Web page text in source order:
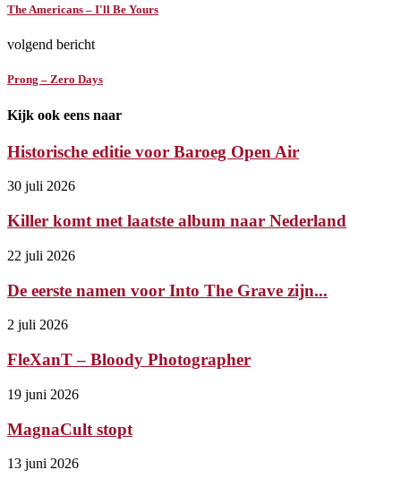
The Americans – I'll Be Yours
volgend bericht
Prong – Zero Days
Kijk ook eens naar
Historische editie voor Baroeg Open Air
30 juli 2026
Killer komt met laatste album naar Nederland
22 juli 2026
De eerste namen voor Into The Grave zijn...
2 juli 2026
FleXanT – Bloody Photographer
19 juni 2026
MagnaCult stopt
13 juni 2026